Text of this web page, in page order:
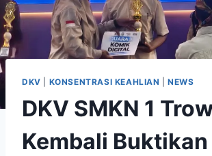
DKV KONSENTRASI KEAHLIAN |NEWS
DKV SMKN 1
Kembali Buktikan